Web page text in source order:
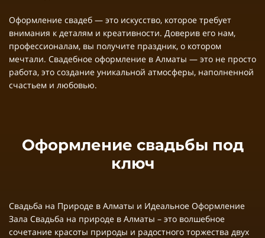
Оформление свадеб — это искусство, которое требует
внимания к деталям и креативности. Доверив его нам,
профессионалам, вы получите праздник, о котором
мечтали. Свадебное оформление в Алматы — это не просто
работа, это создание уникальной атмосферы, наполненной
счастьем и любовью.
Оформление свадьбы под
ключ
Свадьба на Природе в Алматы и Идеальное Оформление
Зала Свадьба на природе в Алматы – это волшебное
сочетание красоты природы и радостного торжества двух